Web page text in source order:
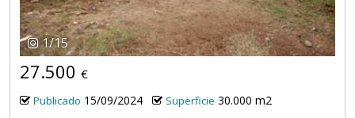
1/15
27.500 €
Publicado 15/09/2024 Superficie 30.000 m2